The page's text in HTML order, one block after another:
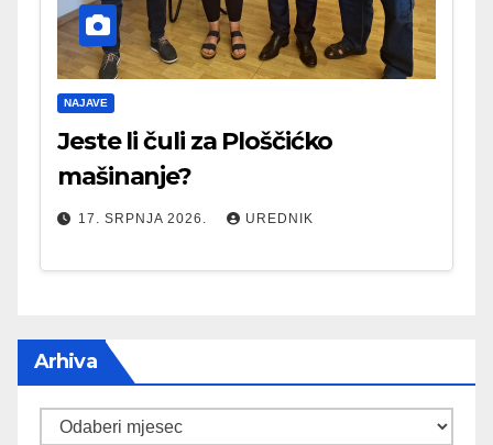
NAJAVE
Jeste li čuli za Ploščićko
mašinanje?
17. SRPNJA 2026. UREDNIK
Arhiva
Arhiva